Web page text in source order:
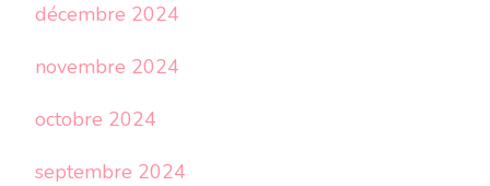
décembre 2024
novembre 2024
octobre 2024
septembre 2024